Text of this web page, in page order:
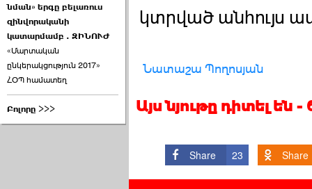
նման» երգը բելառուս
զինվորականի
կատարմամբ . ԶԻՆՈՒԺ
«Մարտական
ընկերակցություն 2017»
ՀՕՊ համատեղ
Բոլորը >>>
կտրված անհույս
Նատաշա Պողոսյան
Այս նյութը դիտել են
Share 23 Share